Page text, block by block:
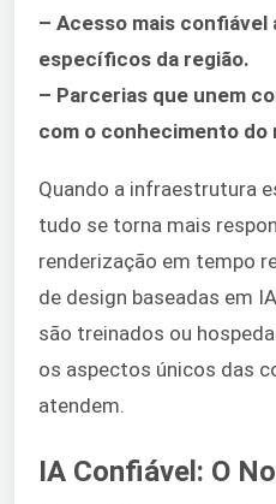
– Acesso mais confiável
específicos da região.
– Parcerias que unem
com o conhecimento do
Quando a infraestrutura
tudo se torna mais
renderização em tempo
de design baseadas em
são treinados ou
os aspectos únicos das
atendem.
IA Confiável: O